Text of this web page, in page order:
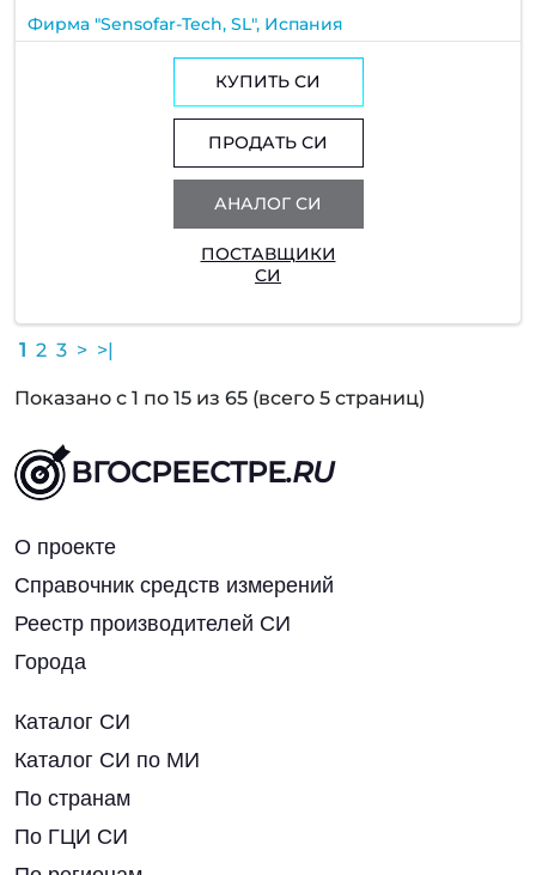
Фирма "Sensofar-Tech, SL", Испания
КУПИТЬ СИ
ПРОДАТЬ СИ
АНАЛОГ СИ
ПОСТАВЩИКИ
СИ
1 2 3 > >|
Показано с 1 по 15 из 65 (всего 5 страниц)
ВГОСРЕЕСТРЕ.RU
О проекте
Справочник средств измерений
Реестр производителей СИ
Города
Каталог СИ
Каталог СИ по МИ
По странам
По ГЦИ СИ